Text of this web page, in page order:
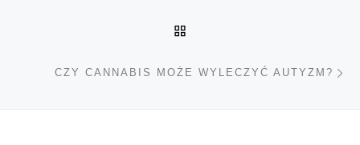
CZY CANNABIS MOŻE WYLECZYĆ AUTYZM?